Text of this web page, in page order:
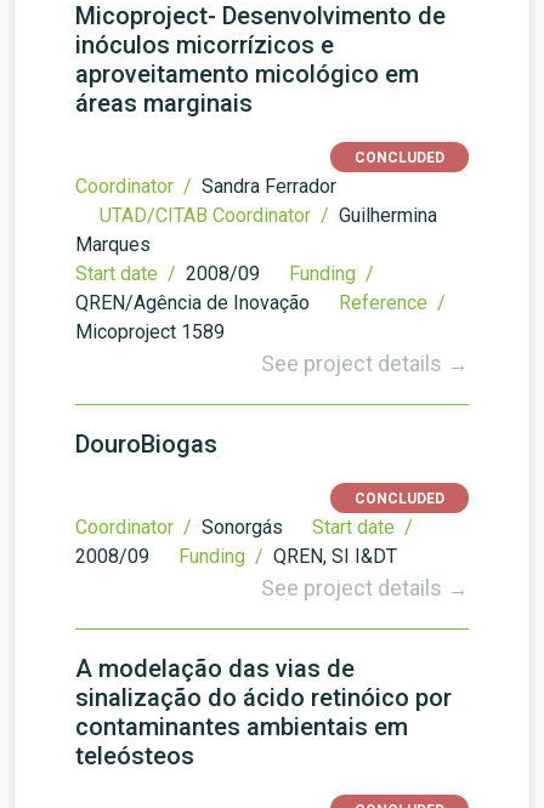
Micoproject- Desenvolvimento de
inóculos micorrízicos e
aproveitamento micológico em
áreas marginais
CONCLUDED
Coordinator / Sandra Ferrador
UTAD/CITAB Coordinator / Guilhermina
Marques
Start date / 2008/09
Funding /
QREN/Agência de Inovação
Reference /
Micoproject 1589
See project details →
DouroBiogas
CONCLUDED
Coordinator / Sonorgás
Start date /
2008/09
Funding / QREN, SI I&DT
See project details →
A modelação das vias de
sinalização do ácido retinóico por
contaminantes ambientais em
teleósteos